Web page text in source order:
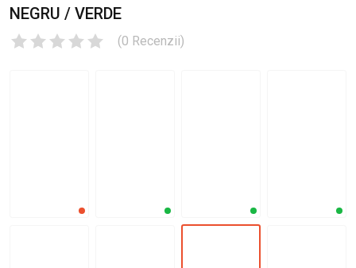
NEGRU / VERDE
(0 Recenzii)